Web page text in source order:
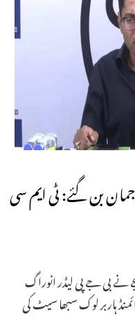
بن گئے: ٹی ایم سی
نے بی جے پی لیڈر انوراگ
ہاربر لوک سبھا سیٹ کی